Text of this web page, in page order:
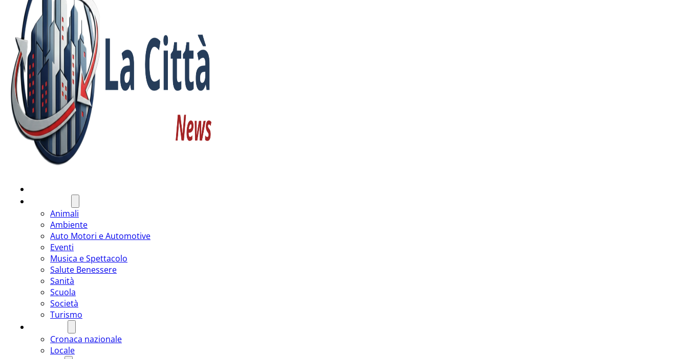
Animali
Ambiente
Auto Motori e Automotive
Eventi
Musica e Spettacolo
Salute Benessere
Sanità
Scuola
Società
Turismo
Cronaca nazionale
Locale